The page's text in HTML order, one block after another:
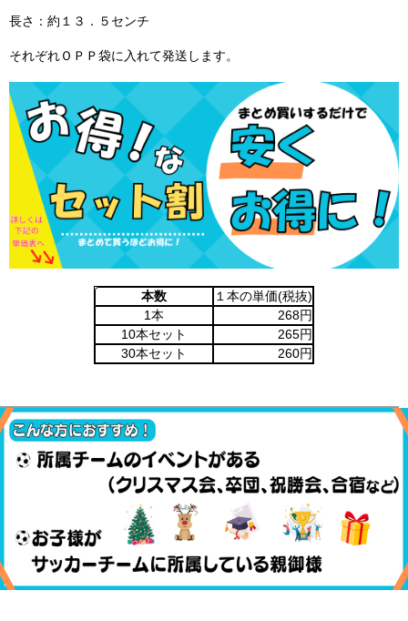
長さ：約１３．５センチ
それぞれＯＰＰ袋に入れて発送します。
本数
１本の単価(税抜)
1本
268円
10本セット
265円
30本セット
260円